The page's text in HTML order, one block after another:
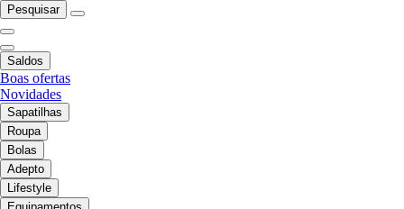
Pesquisar
Saldos
Boas ofertas
Novidades
Sapatilhas
Roupa
Bolas
Adepto
Lifestyle